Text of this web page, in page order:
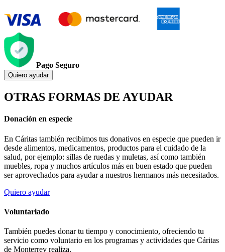
Pago Seguro
Quiero ayudar
OTRAS FORMAS DE AYUDAR
Donación en especie
En Cáritas también recibimos tus donativos en especie que pueden ir
desde alimentos, medicamentos, productos para el cuidado de la
salud, por ejemplo: sillas de ruedas y muletas, así como también
muebles, ropa y muchos artículos más en buen estado que pueden
ser aprovechados para ayudar a nuestros hermanos más necesitados.
Quiero ayudar
Voluntariado
También puedes donar tu tiempo y conocimiento, ofreciendo tu
servicio como voluntario en los programas y actividades que Cáritas
de Monterrey realiza.